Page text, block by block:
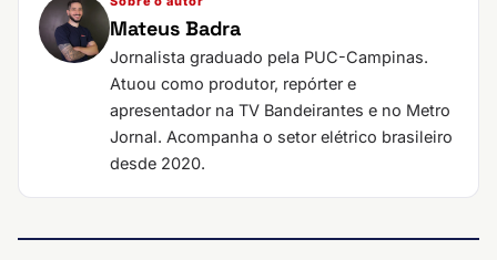
Mateus Badra
Jornalista graduado pela PUC-Campinas.
Atuou como produtor, repórter e
apresentador na TV Bandeirantes e no Metro
Jornal. Acompanha o setor elétrico brasileiro
desde 2020.